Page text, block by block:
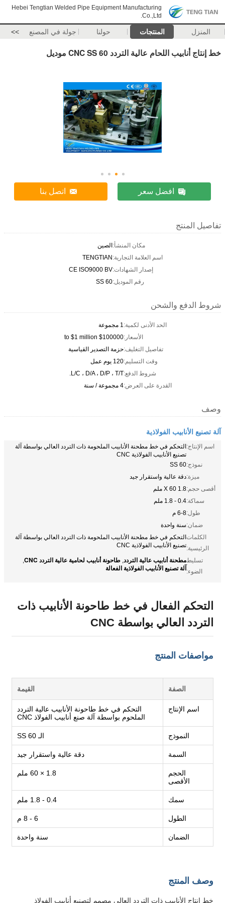
Hebei Tengtian Welded Pipe Equipment Manufacturing
Co.,Ltd.
المنزل المنتجات حولنا جولة في المصنع >>
خط إنتاج أنابيب اللحام عالية التردد CNC SS 60 موديل
افضل سعر اتصل بنا
تفاصيل المنتج
مكان المنشأ:الصين
اسم العلامة التجارية:TENGTIAN
إصدار الشهادات:CE ISO9000 BV
رقم الموديل:SS 60
شروط الدفع والشحن
الحد الأدنى لكمية:1 مجموعة
الأسعار:$100000 to $1 million
تفاصيل التغليف:حزمة التصدير القياسية
وقت التسليم:120 يوم عمل
شروط الدفع:L/C ، D/A ، D/P ، T/T.
القدرة على العرض:4 مجموعة / سنة
وصف
آلة تصنيع الأنابيب الفولاذية
اسم الإنتاج:التحكم في خط مطحنة الأنابيب الملحومة ذات التردد العالي بواسطة آلة
تصنيع الأنابيب الفولاذية CNC
نموذج:SS 60
ميزة:دقة عالية واستقرار جيد
أقصى حجم:1.8 X 60 ملم
سماكة:0.4 - 1.8 ملم
طول:6-8 م
ضمان:سنة واحدة
الكلمات
الرئيسية:
التحكم في خط مطحنة الأنابيب الملحومة ذات التردد العالي بواسطة آلة
تصنيع الأنابيب الفولاذية CNC
تسليط
الضوء:
مطحنة أنابيب عالية التردد, طاحونة أنابيب لحامية عالية التردد CNC ,
آلة تصنيع الأنابيب الفولاذية الفعالة
التحكم الفعال في خط طاحونة الأنابيب ذات
التردد العالي بواسطة CNC
مواصفات المنتج
الصفة القيمة
اسم الإنتاج
التحكم في خط طاحونة الأنابيب عالية التردد
الملحوم بواسطة آلة صنع أنابيب الفولاذ CNC
النموذج الـ SS 60
السمة دقة عالية واستقرار جيد
الحجم
الأقصى
1.8 × 60 ملم
سمك 0.4 - 1.8 ملم
الطول 6 - 8 م
الضمان سنة واحدة
وصف المنتج
خط إنتاج الأنابيب ذات التردد العالي مصمم لتصنيع أنابيب الفولاذ